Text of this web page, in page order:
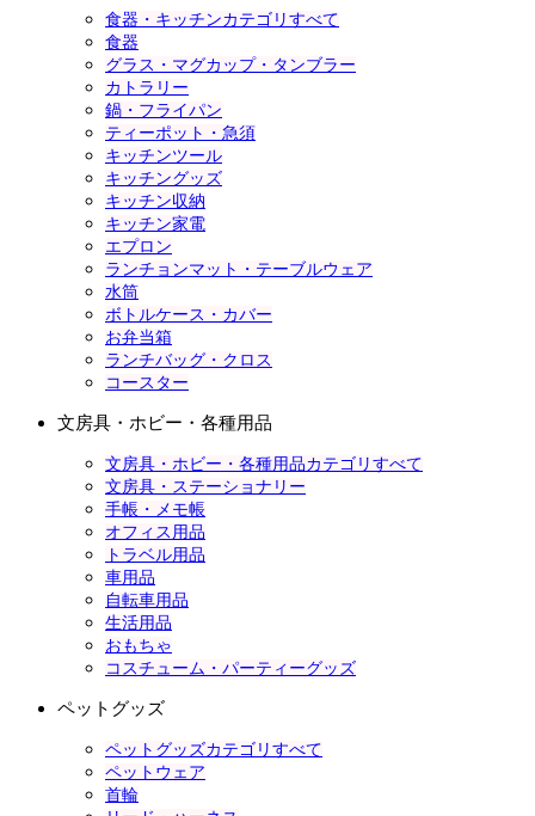
食器・キッチンカテゴリすべて
食器
グラス・マグカップ・タンブラー
カトラリー
鍋・フライパン
ティーポット・急須
キッチンツール
キッチングッズ
キッチン収納
キッチン家電
エプロン
ランチョンマット・テーブルウェア
水筒
ボトルケース・カバー
お弁当箱
ランチバッグ・クロス
コースター
文房具・ホビー・各種用品
文房具・ホビー・各種用品カテゴリすべて
文房具・ステーショナリー
手帳・メモ帳
オフィス用品
トラベル用品
車用品
自転車用品
生活用品
おもちゃ
コスチューム・パーティーグッズ
ペットグッズ
ペットグッズカテゴリすべて
ペットウェア
首輪